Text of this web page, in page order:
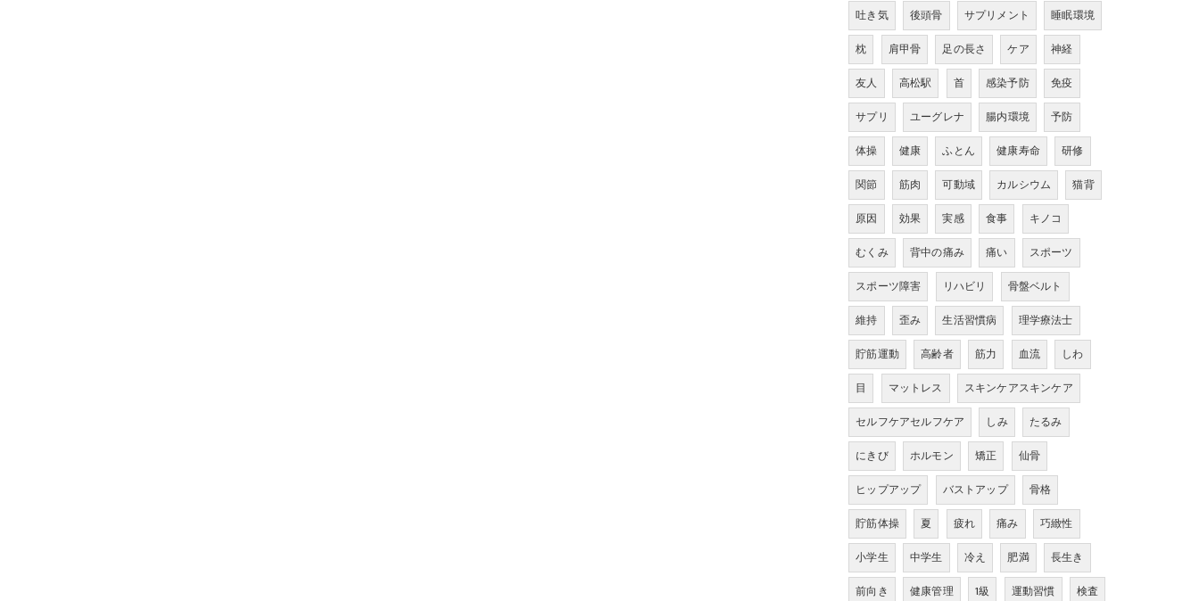
吐き気
後頭骨 サプリメント
睡眠環境
枕
肩甲骨 足の長さ ケア
神経
友人
高松駅 首 感染予防
免疫
サプリ
ユーグレナ 腸内環境
予防
体操
健康 ふとん 健康寿命
研修
関節
筋肉 可動域 カルシウム
猫背
原因
効果 実感 食事
キノコ
むくみ
背中の痛み 痛い
スポーツ
スポーツ障害
リハビリ
骨盤ベルト
維持
歪み 生活習慣病
理学療法士
貯筋運動
高齢者 筋力 血流
しわ
目
マットレス
スキンケアスキンケア
セルフケアセルフケア
しみ
たるみ
にきび
ホルモン 矯正
仙骨
ヒップアップ
バストアップ
骨格
貯筋体操
夏 疲れ 痛み
巧緻性
小学生
中学生 冷え 肥満
長生き
前向き
健康管理 1級 運動習慣 検査